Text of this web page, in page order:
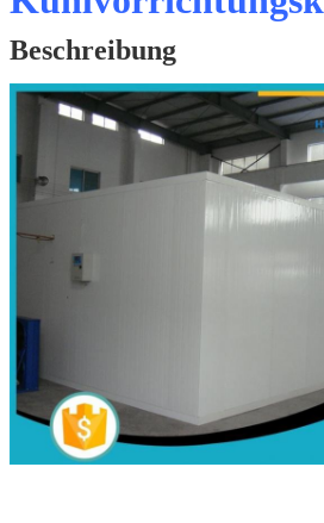
Beschreibung